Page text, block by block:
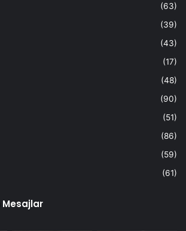
(63)
(39)
(43)
(17)
(48)
(90)
(51)
(86)
(59)
(61)
Mesajlar